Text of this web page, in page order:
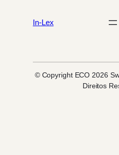
In-Lex
© Copyright ECO 2026
Direitos